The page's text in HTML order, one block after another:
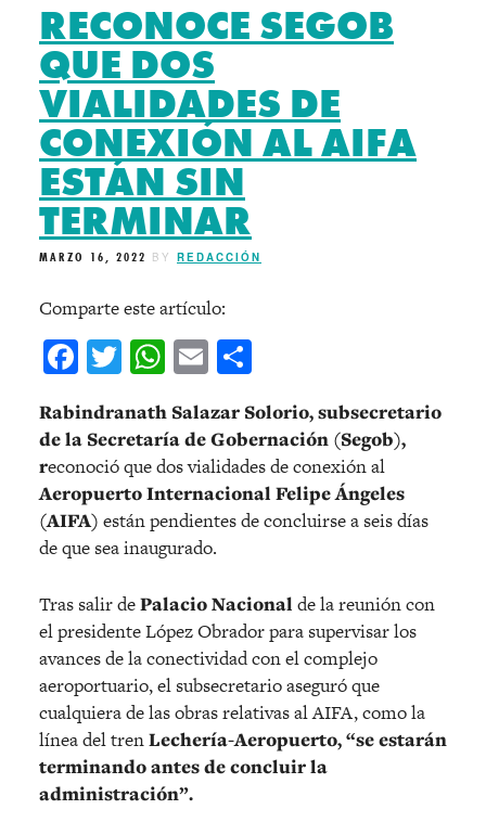
RECONOCE SEGOB
QUE DOS
VIALIDADES DE
CONEXIÓN AL AIFA
ESTÁN SIN
TERMINAR
MARZO 16, 2022 BY REDACCIÓN
Comparte este artículo:
Facebook
Twitter
WhatsApp
Email
Rabindranath Salazar Solorio, subsecretario
de la Secretaríade Gobernación (Segob),
reconoció que dos vialidades de conexión al
Aeropuerto Internacional Felipe Ángeles
(AIFA) están pendientes de concluirse a seis días
de que sea inaugurado.
Tras salir dePalacio Nacional de la reunión con
el presidente López Obrador para supervisar los
avances de la conectividad con el complejo
aeroportuario, el subsecretario aseguró que
cualquiera de las obras relativas al AIFA, como la
línea del trenLechería-Aeropuerto, “se estarán
terminando antes de concluir la
administración”.